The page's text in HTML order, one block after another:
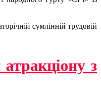
сумлінній трудовій
з